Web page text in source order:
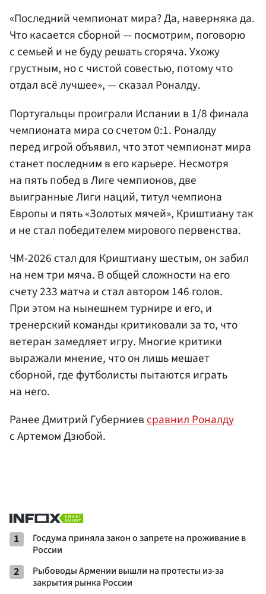
«Последний чемпионат мира? Да, наверняка да.
Что касается сборной — посмотрим, поговорю
с семьей и не буду решать сгоряча. Ухожу
грустным, но с чистой совестью, потому что
отдал всё лучшее», — сказал Роналду.
Португальцы проиграли Испании в 1/8 финала
чемпионата мира со счетом 0:1. Роналду
перед игрой объявил, что этот чемпионат мира
станет последним в его карьере. Несмотря
на пять побед в Лиге чемпионов, две
выигранные Лиги наций, титул чемпиона
Европы и пять «Золотых мячей», Криштиану так
и не стал победителем мирового первенства.
ЧМ-2026 стал для Криштиану шестым, он забил
на нем три мяча. В общей сложности на его
счету 233 матча и стал автором 146 голов.
При этом на нынешнем турнире и его, и
тренерский команды критиковали за то, что
ветеран замедляет игру. Многие критики
выражали мнение, что он лишь мешает
сборной, где футболисты пытаются играть
на него.
Ранее Дмитрий Губерниевсравнил Роналду
с Артемом Дзюбой.
1
Госдума приняла закон о запрете на проживание в
России
2
Рыбоводы Армении вышли на протесты из-за
закрытия рынка России